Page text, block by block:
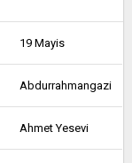
19 Mayis
Abdurrahmangazi
Ahmet Yesevi